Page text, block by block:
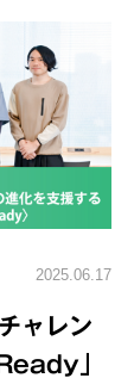
2025.06.17
ャレン
」